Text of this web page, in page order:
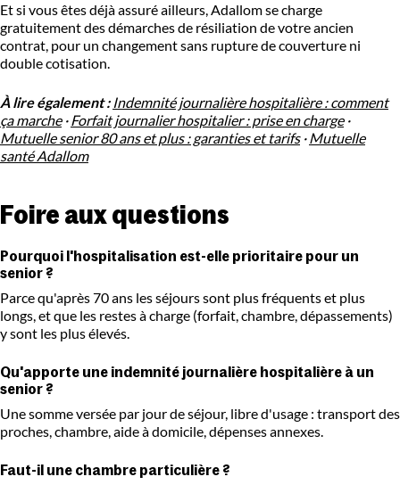
Et si vous êtes déjà assuré ailleurs, Adallom se charge
gratuitement des démarches de résiliation de votre ancien
contrat, pour un changement sans rupture de couverture ni
double cotisation.
À lire également : Indemnité journalière hospitalière : comment
ça marche·Forfait journalier hospitalier : prise en charge·
Mutuelle senior 80 ans et plus : garanties et tarifs·Mutuelle
santé Adallom
Foire aux questions
Pourquoi l'hospitalisation est-elle prioritaire pour un
senior ?
Parce qu'après 70 ans les séjours sont plus fréquents et plus
longs, et que les restes à charge (forfait, chambre, dépassements)
y sont les plus élevés.
Qu'apporte une indemnité journalière hospitalière à un
senior ?
Une somme versée par jour de séjour, libre d'usage : transport des
proches, chambre, aide à domicile, dépenses annexes.
Faut-il une chambre particulière ?